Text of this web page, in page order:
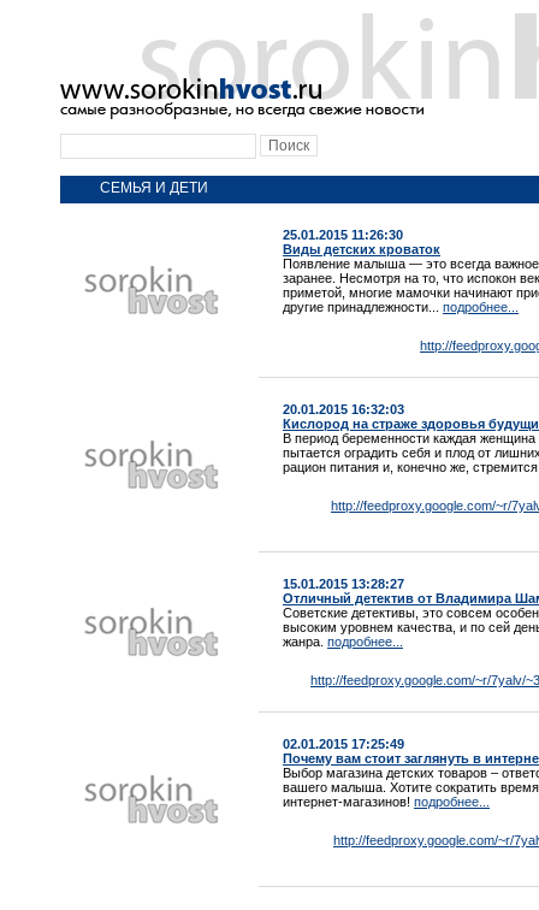
СЕМЬЯ И ДЕТИ
25.01.2015 11:26:30
Виды детских кроваток
Появление малыша — это всегда
заранее. Несмотря на то, что испокон
приметой, многие мамочки начинают
другие принадлежности... подробнее...
http://
20.01.2015 16:32:03
Кислород на страже здоровья
В период беременности каждая
пытается оградить себя и плод от
рацион питания и, конечно же,
http://feedproxy.google.com/~r/
15.01.2015 13:28:27
Отличный детектив от Владимира
Советские детективы, это совсем
высоким уровнем качества, и по сей
жанра. подробнее...
http://feedproxy.google.com/~r/7yalv/
02.01.2015 17:25:49
Почему вам стоит заглянуть в
Выбор магазина детских товаров –
вашего малыша. Хотите сократить
интернет-магазинов! подробнее...
http://feedproxy.google.com/~r/